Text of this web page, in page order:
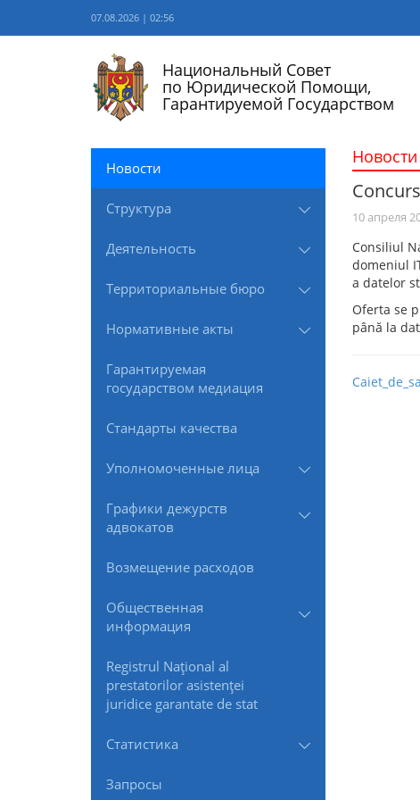
07.08.2026 | 02:56
Национальный Совет
по Юридической Помощи,
Гарантируемой Государством
Новости
Структура
Деятельность
Территориальные бюро
Нормативные акты
Гарантируемая
государством медиация
Стандарты качества
Уполномоченные лица
Графики дежурств
адвокатов
Возмещение расходов
Общественная
информация
Registrul Naţional al
prestatorilor asistenţei
juridice garantate de stat
Статистика
Запросы
Новости
10 апреля
Consiliul
domeniul
a datelor
Oferta se
până la